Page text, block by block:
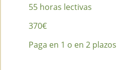
55 horas lectivas
370€
Paga en 1 o en 2 plazos